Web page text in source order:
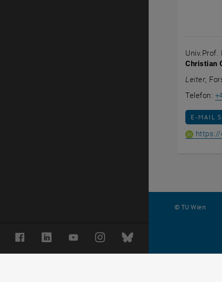
FacebookLinkedInYouTubeInstagramBluesky
Univ.Prof.
Christian
Leiter,
Telefon:
E-MAIL
E-MAIL
https://
© TU Wien